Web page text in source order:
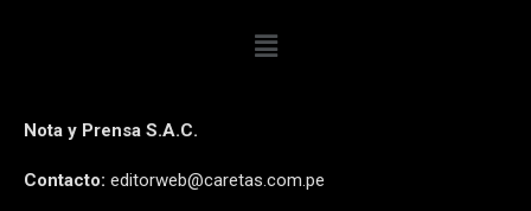
Nota y Prensa S.A.C.
Contacto: editorweb@caretas.com.pe